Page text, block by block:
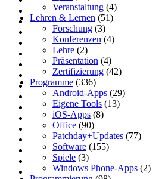
Veranstaltung (4)
Lehren & Lernen (51)
Forschung (3)
Konferenzen (4)
Lehre (2)
Präsentation (4)
Zertifizierung (42)
Programme (336)
Android-Apps (29)
Eigene Tools (13)
iOS-Apps (8)
Office (90)
Patchday+Updates (77)
Software (155)
Spiele (3)
Windows Phone-Apps (2)